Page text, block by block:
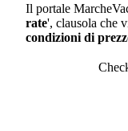
Il portale
rate', clausola che
condizioni di